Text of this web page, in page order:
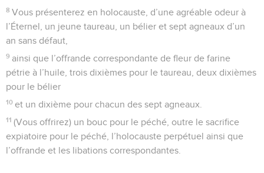
8 Vous présenterez en holocauste, d’une agréable odeur à
l’Éternel, un jeune taureau, un bélier et sept agneaux d’un
an sans défaut,
9 ainsi que l’offrande correspondante de fleur de farine
pétrie à l’huile, trois dixièmes pour le taureau, deux dixièmes
pour le bélier
10 et un dixième pour chacun des sept agneaux.
11 (Vous offrirez) un bouc pour le péché, outre le sacrifice
expiatoire pour le péché, l’holocauste perpétuel ainsi que
l’offrande et les libations correspondantes.